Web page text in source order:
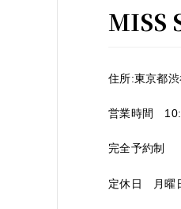
MISS
住所:東京都
営業時間
完全予約制
定休日 月曜